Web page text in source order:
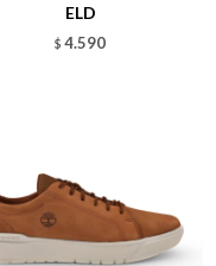
ELD
$ 4.590